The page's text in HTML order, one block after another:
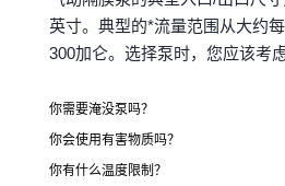
英寸。 典型的*流量范围从大约
300加仑。 选择泵时，您应该考虑
你需要淹没泵吗？
你会使用有害物质吗？
你有什么温度限制？